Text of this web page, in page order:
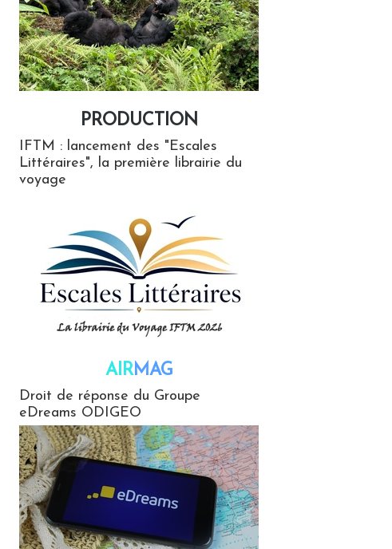
PRODUCTION
IFTM : lancement des "Escales
Littéraires", la première librairie du
voyage
AIRMAG
Droit de réponse du Groupe
eDreams ODIGEO